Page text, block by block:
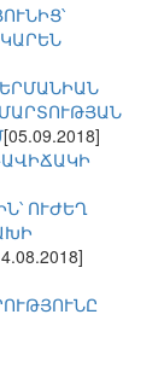
[05.09.2018]
ՈՒԺԵՂ